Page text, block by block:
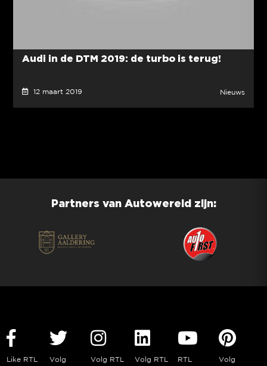
Audi in de DTM 2019: de turbo is terug!
12 maart 2019 Nieuws
Partners van Autowereld zijn:
Like RTL
Volg
Volg RTL
Volg RTL
RTL
Volg